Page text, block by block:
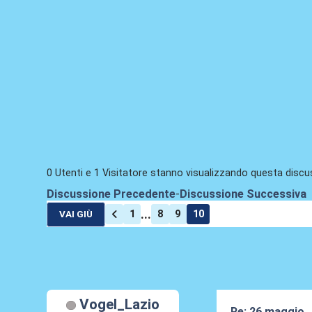
0 Utenti e 1 Visitatore stanno visualizzando questa
Discussione Precedente- Discussione Successiva
VAI GIÙ 1 ... 8 9 10
Vogel_Lazio